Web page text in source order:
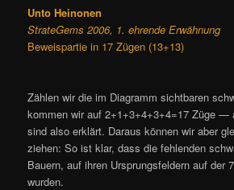
Unto Heinonen
StrateGems 2006, 1. ehrende Erwähnung
Beweispartie in 17 Zügen (13+13)
Zählen wir die im Diagramm sichtbaren
kommen wir auf 2+1+3+4+3+4=17 Züge —
sind also erklärt. Daraus können wir aber
ziehen: So ist klar, dass die fehlenden
Bauern, auf ihren Ursprungsfeldern auf der
wurden.